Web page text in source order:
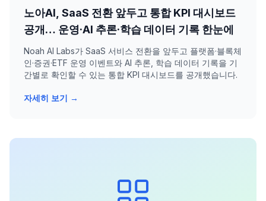
노아AI, SaaS 전환 앞두고 통합 KPI 대시보드
공개… 운영·AI 추론·학습 데이터 기록 한눈에
Noah AI Labs가 SaaS 서비스 전환을 앞두고 플랫폼·블록체
인·증권·ETF 운영 이벤트와 AI 추론, 학습 데이터 기록을 기
간별로 확인할 수 있는 통합 KPI 대시보드를 공개했습니다.
자세히 보기 →